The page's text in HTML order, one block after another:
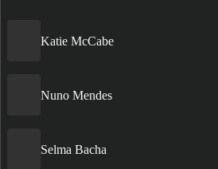
Katie McCabe
Nuno Mendes
Selma Bacha